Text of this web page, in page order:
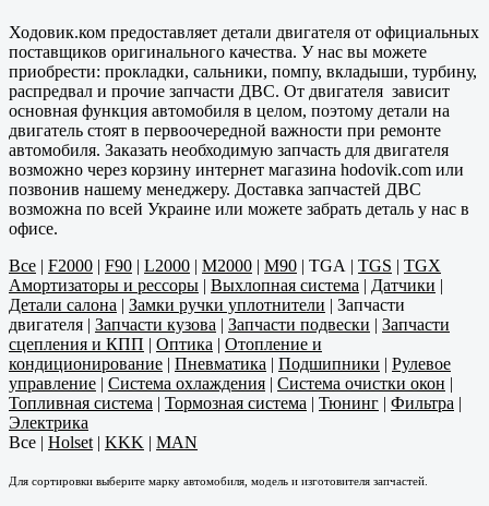
Ходовик.ком предоставляет детали двигателя от официальных
поставщиков оригинального качества. У нас вы можете
приобрести: прокладки, сальники, помпу, вкладыши, турбину,
распредвал и прочие запчасти ДВС. От двигателя зависит
основная функция автомобиля в целом, поэтому детали на
двигатель стоят в первоочередной важности при ремонте
автомобиля. Заказать необходимую запчасть для двигателя
возможно через корзину интернет магазина hodovik.com или
позвонив нашему менеджеру. Доставка запчастей ДВС
возможна по всей Украине или можете забрать деталь у нас в
офисе.
Все | F2000 | F90 | L2000 | M2000 | M90 | TGA | TGS | TGX
Амортизаторы и рессоры | Выхлопная система | Датчики |
Детали салона | Замки ручки уплотнители | Запчасти
двигателя | Запчасти кузова | Запчасти подвески | Запчасти
сцепления и КПП | Оптика | Отопление и
кондиционирование | Пневматика | Подшипники | Рулевое
управление | Система охлаждения | Система очистки окон |
Топливная система | Тормозная система | Тюнинг | Фильтра |
Электрика
Все | Holset | KKK | MAN
Для сортировки выберите марку автомобиля, модель и изготовителя запчастей.